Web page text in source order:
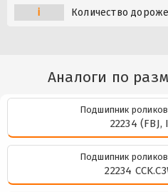
i Количество
Аналоги по
Подшипник
22234 (FBJ,
Подшипник
22234